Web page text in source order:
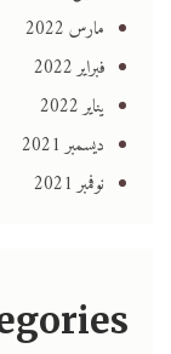
مارس 2022
فبراير 2022
يناير 2022
ديسمبر 2021
نوفمبر 2021